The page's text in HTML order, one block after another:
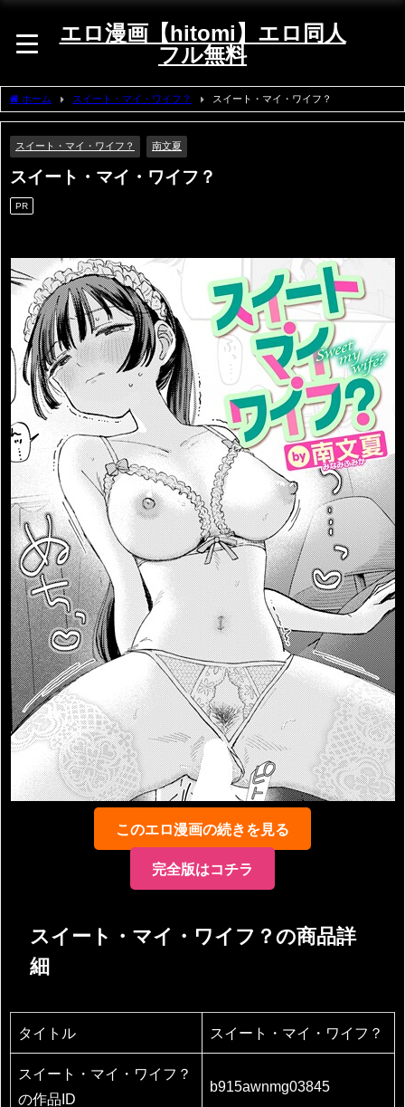
エロ漫画【hitomi】エロ同人
フル無料
ホーム スイート・マイ・ワイフ？ スイート・マイ・ワイフ？
スイート・マイ・ワイフ？ 南文夏
スイート・マイ・ワイフ？
PR
このエロ漫画の続きを見る
完全版はコチラ
スイート・マイ・ワイフ？の商品詳
細
タイトル スイート・マイ・ワイフ？
スイート・マイ・ワイフ？
の作品ID
b915awnmg03845